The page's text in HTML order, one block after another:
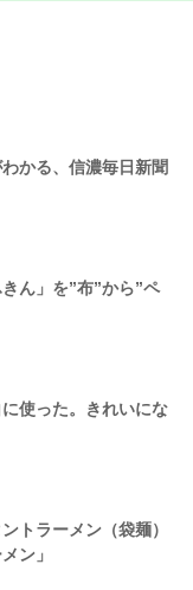
かる、信濃毎日新聞
ん」を”布”から”ペ
使った。きれいにな
トラーメン（袋麺）
ン」